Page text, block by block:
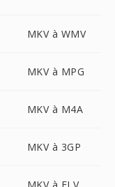
MKV à WMV
MKV à MPG
MKV à M4A
MKV à 3GP